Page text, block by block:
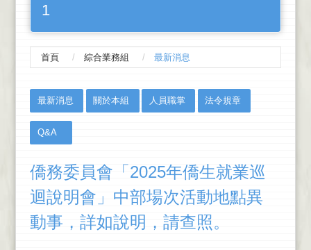
1
首頁 綜合業務組 最新消息
最新消息 關於本組 人員職掌 法令規章
Q&A
僑務委員會「2025年僑生就業巡
迴說明會」中部場次活動地點異
動事，詳如說明，請查照。